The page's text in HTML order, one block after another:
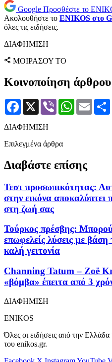
Google Προσθέστε το
Ακολουθήστε το ENIKOS στο
όλες τις ειδήσεις.
ΔΙΑΦΗΜΙΣΗ
ΜΟΙΡΑΣΟΥ ΤΟ
Κοινοποίηση άρθρου
Facebook
X Viber WhatsApp
Email
ΔΙΑΦΗΜΙΣΗ
Επιλεγμένα άρθρα
Διαβάστε επίσης
Τεστ προσωπικότητας:
στην εικόνα αποκαλύπτει
στη ζωή σας
Τούρκος πρέσβης:
επωφελείς λύσεις με βάση
καλή γειτονία
Channing Tatum – Zoë
«βόμβα» έπειτα από 3
ΔΙΑΦΗΜΙΣΗ
ENIKOS
Όλες οι ειδήσεις από την
του enikos.gr.